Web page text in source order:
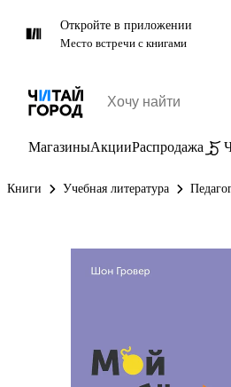
Откройте в приложении
Место встречи с книгами
МагазиныАкцииРаспродажа
Книги Учебная литература